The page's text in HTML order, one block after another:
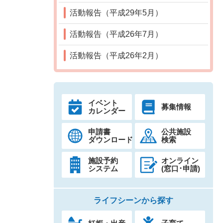
活動報告（平成29年5月）
活動報告（平成26年7月）
活動報告（平成26年2月）
イベント
カレンダー
募集情報
申請書
ダウンロード
公共施設
検索
施設予約
システム
オンライン
(窓口･申請)
ライフシーンから探す